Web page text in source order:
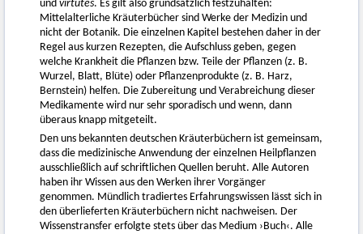
undvirtutes. Es gilt also grundsätzlich festzuhalten:
Mittelalterliche Kräuterbücher sind Werke der Medizin und
nicht der Botanik. Die einzelnen Kapitel bestehen daher in der
Regel aus kurzen Rezepten, die Aufschluss geben, gegen
welche Krankheit die Pflanzen bzw. Teile der Pflanzen (z. B.
Wurzel, Blatt, Blüte) oder Pflanzenprodukte (z. B. Harz,
Bernstein) helfen. Die Zubereitung und Verabreichung dieser
Medikamente wird nur sehr sporadisch und wenn, dann
überaus knapp mitgeteilt.
Den uns bekannten deutschen Kräuterbüchern ist gemeinsam,
dass die medizinische Anwendung der einzelnen Heilpflanzen
ausschließlich auf schriftlichen Quellen beruht. Alle Autoren
haben ihr Wissen aus den Werken ihrer Vorgänger
genommen. Mündlich tradiertes Erfahrungswissen lässt sich in
den überlieferten Kräuterbüchern nicht nachweisen. Der
Wissenstransfer erfolgte stets über das Medium ›Buch‹. Alle